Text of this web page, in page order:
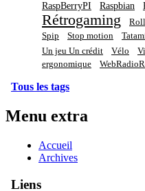
RaspBerryPI Raspbian
Rétrogaming
Spip
Stop motion
Un jeu Un crédit Vélo
ergonomique
Tous les tags
Menu extra
Accueil
Archives
Liens